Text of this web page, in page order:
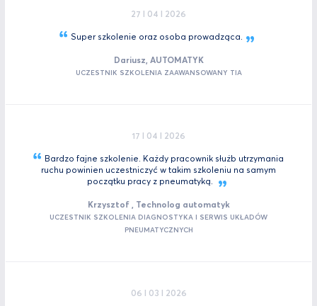
27 I 04 I 2026
Super szkolenie oraz osoba prowadząca.
Dariusz, AUTOMATYK
UCZESTNIK SZKOLENIA ZAAWANSOWANY TIA
17 I 04 I 2026
Bardzo fajne szkolenie. Każdy pracownik służb utrzymania
ruchu powinien uczestniczyć w takim szkoleniu na samym
początku pracy z pneumatyką.
Krzysztof , Technolog automatyk
UCZESTNIK SZKOLENIA DIAGNOSTYKA I SERWIS UKŁADÓW
PNEUMATYCZNYCH
06 I 03 I 2026